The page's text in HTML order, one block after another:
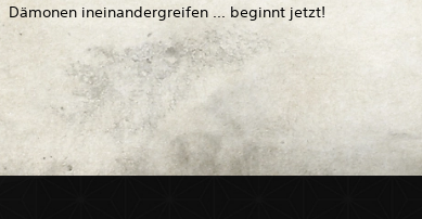
Dämonen ineinandergreifen ... beginnt jetzt!